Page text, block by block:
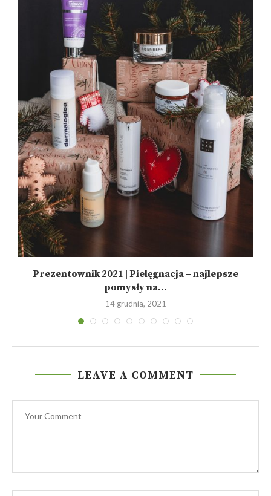
Prezentownik 2021 | Pielęgnacja – najlepsze
pomysły na...
14 grudnia, 2021
LEAVE A COMMENT